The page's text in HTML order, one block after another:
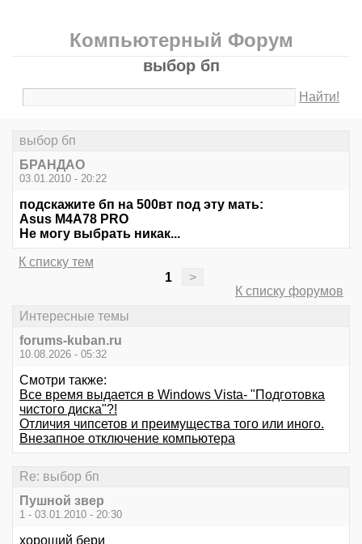
Компьютерный Форум
выбор бп
Найти!
выбор бп
БРАНДАО
03.01.2010 - 20:22
подскажите бп на 500вт под эту мать:
Asus M4A78 PRO
Не могу выбрать никак...
К списку тем
1
>
К списку форумов
Интересные темы
forums-kuban.ru
10.08.2026 - 05:32
Смотри также:
Все время выдается в Windows Vista- "Подготовка
чистого диска"?!
Отличия чипсетов и преимущества того или иного.
Внезапное отключение компьютера
Re: выбор бп
Пушной звер
1 - 03.01.2010 - 20:30
хороший бери